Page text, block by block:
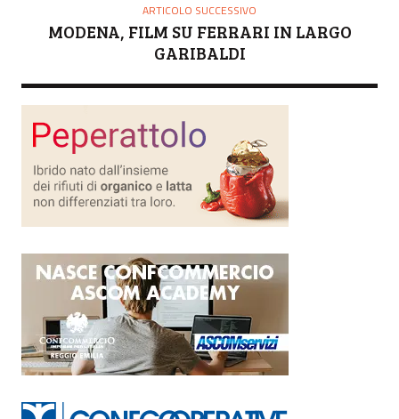
ARTICOLO SUCCESSIVO
MODENA, FILM SU FERRARI IN LARGO
GARIBALDI